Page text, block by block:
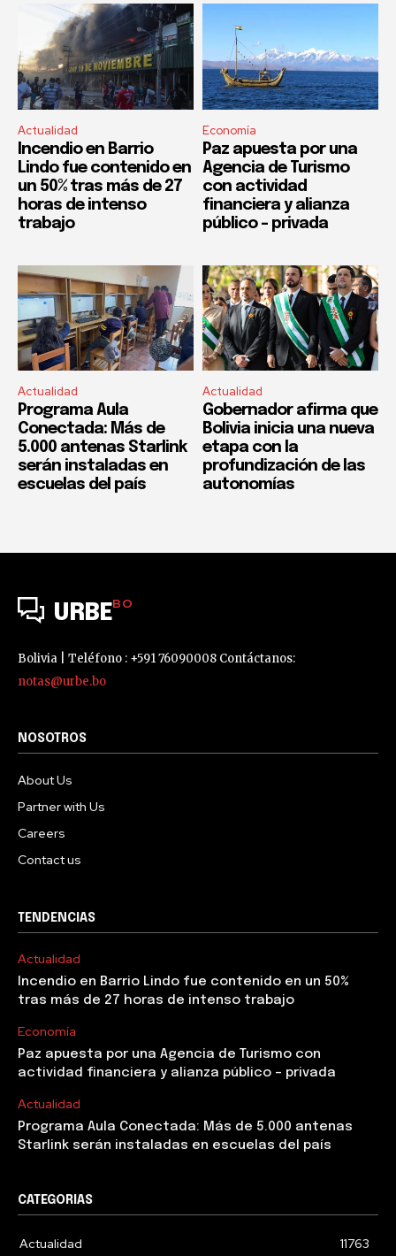
Actualidad
Incendio en Barrio
Lindo fue contenido en
un 50% tras más de 27
horas de intenso
trabajo
Economía
Paz apuesta por una
Agencia de Turismo
con actividad
financiera y alianza
público – privada
Actualidad
Programa Aula
Conectada: Más de
5.000 antenas Starlink
serán instaladas en
escuelas del país
Actualidad
Gobernador afirma que
Bolivia inicia una nueva
etapa con la
profundización de las
autonomías
URBEBO
Bolivia | Teléfono : +591 76090008 Contáctanos:
notas@urbe.bo
NOSOTROS
About Us
Partner with Us
Careers
Contact us
TENDENCIAS
Actualidad
Incendio en Barrio Lindo fue contenido en un 50%
tras más de 27 horas de intenso trabajo
Economía
Paz apuesta por una Agencia de Turismo con
actividad financiera y alianza público – privada
Actualidad
Programa Aula Conectada: Más de 5.000 antenas
Starlink serán instaladas en escuelas del país
CATEGORIAS
Actualidad 11763